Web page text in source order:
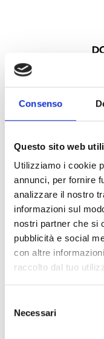
Consenso
Questo sito web
Utilizziamo i cookie
annunci, per fornire
analizzare il nostro
informazioni sul
nostri partner che si
pubblicità e social
con altre
raccolto dal tuo
delNecessari
lock keyboard_arrow_down
Materialien (2)
Melden Sie sich an,
herunterladen lock
Alle Produkte
Alle Sprachen